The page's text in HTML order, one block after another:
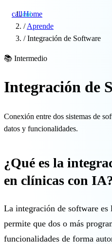
callcai
Precios
Demo →
🇬🇧 EN
Home
/ Aprende
/ Integración de Software
📚 Intermedio
Integración de
Conexión entre dos sistemas de
datos y funcionalidades.
¿Qué es la
en clínicas con
La integración de software es
permite que dos o más
funcionalidades de forma